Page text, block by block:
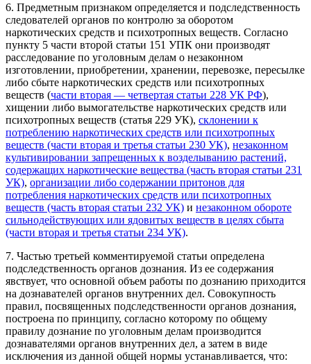
6. Предметным признаком определяется и подследственность
следователей органов по контролю за оборотом
наркотических средств и психотропных веществ. Согласно
пункту 5 части второй статьи 151 УПК они производят
расследование по уголовным делам о незаконном
изготовлении, приобретении, хранении, перевозке, пересылке
либо сбыте наркотических средств или психотропных
веществ (части вторая — четвертая статьи 228 УК РФ),
хищении либо вымогательстве наркотических средств или
психотропных веществ (статья 229 УК), склонении к
потреблению наркотических средств или психотропных
веществ (части вторая и третья статьи 230 УК), незаконном
культивировании запрещенных к возделыванию растений,
содержащих наркотические вещества (часть вторая статьи 231
УК), организации либо содержании притонов для
потребления наркотических средств или психотропных
веществ (часть вторая статьи 232 УК) и незаконном обороте
сильнодействующих или ядовитых веществ в целях сбыта
(части вторая и третья статьи 234 УК).
7. Частью третьей комментируемой статьи определена
подследственность органов дознания. Из ее содержания
явствует, что основной объем работы по дознанию приходится
на дознавателей органов внутренних дел. Совокупность
правил, посвященных подследственности органов дознания,
построена по принципу, согласно которому по общему
правилу дознание по уголовным делам производится
дознавателями органов внутренних дел, а затем в виде
исключения из данной общей нормы устанавливается, что: